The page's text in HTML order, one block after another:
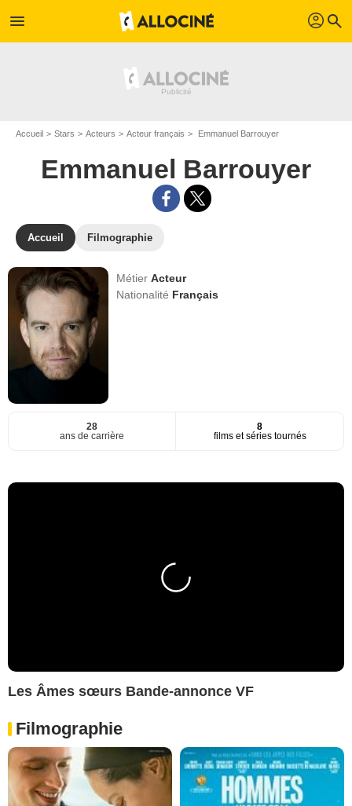
menu profil search
Accueil Stars Acteurs Acteur français Emmanuel Barrouyer
Emmanuel Barrouyer
Accueil Filmographie
MétierActeur
Nationalité Français
28
ans de carrière
8
films et séries tournés
Les Âmes sœurs Bande-annonce VF
Filmographie